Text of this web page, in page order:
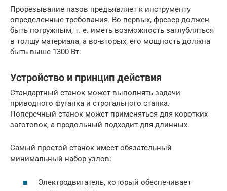
Прорезывание пазов предъявляет к инструменту
определенные требования. Во-первых, фрезер должен
быть погружным, т. е. иметь возможность заглубляться
в толщу материала, а во-вторых, его мощность должна
быть выше 1300 Вт:
Устройство и принцип действия
Стандартный станок может выполнять задачи
приводного фуганка и строгального станка.
Поперечный станок может применяться для коротких
заготовок, а продольный подходит для длинных.
Самый простой станок имеет обязательный
минимальный набор узлов:
Электродвигатель, который обеспечивает